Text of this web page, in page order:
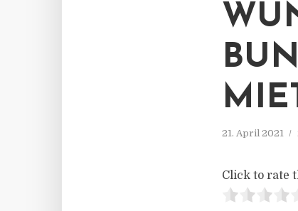
21. April 2021
Click to rate